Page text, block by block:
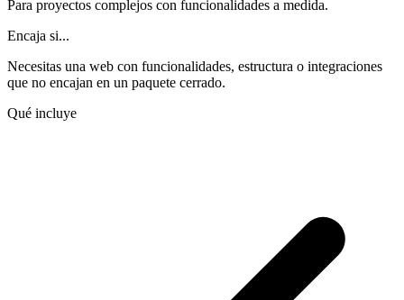
Para proyectos complejos con funcionalidades a medida.
Encaja si...
Necesitas una web con funcionalidades, estructura o integraciones
que no encajan en un paquete cerrado.
Qué incluye